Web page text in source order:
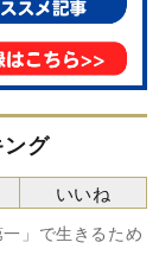
グ
」で生きるため
いいね